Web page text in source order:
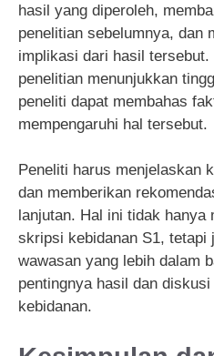
hasil yang diperoleh,
penelitian sebelumnya, dan
implikasi dari hasil
penelitian menunjukkan
peneliti dapat membahas
mempengaruhi hal tersebut.
Peneliti harus menjelaskan
dan memberikan
lanjutan. Hal ini tidak hanya
skripsi kebidanan S1, tetapi
wawasan yang lebih dalam
pentingnya hasil dan
kebidanan.